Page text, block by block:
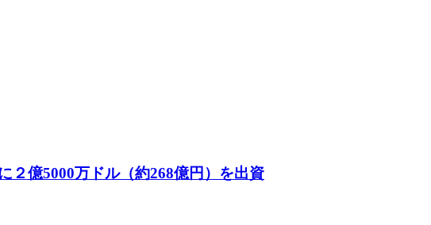
２億5000万ドル（約268億円）を出資